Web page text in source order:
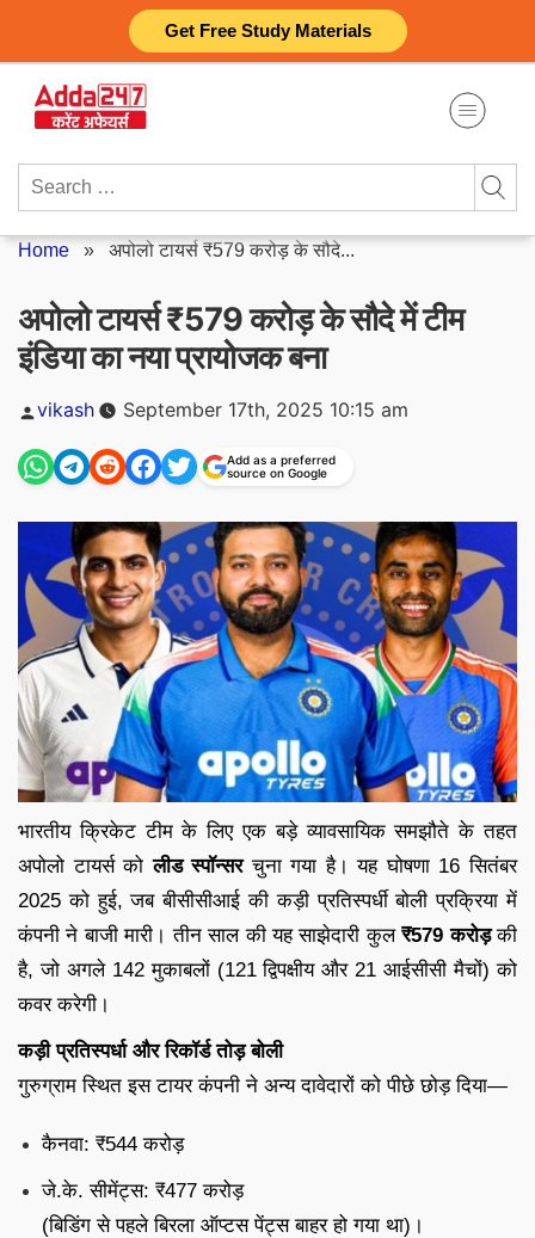
Get Free Study Materials
content
Search
Home » अपोलो टायर्स ₹579 करोड़ के सौदे...
अपोलो टायर्स ₹579 करोड़ के सौदे में टीम
इंडिया का नया प्रायोजक बना
Posted
vikash September 17th, 2025 10:15 am
Add as a preferred
source on Google
भारतीय क्रिकेट टीम के लिए एक बड़े व्यावसायिक समझौते के तहत
अपोलो टायर्स कोलीड स्पॉन्सरचुना गया है। यह घोषणा 16 सितंबर
2025 को हुई, जब बीसीसीआई की कड़ी प्रतिस्पर्धी बोली प्रक्रिया में
कंपनी ने बाजी मारी। तीन साल की यह साझेदारी कुल₹579 करोड़की
है, जो अगले 142 मुकाबलों (121 द्विपक्षीय और 21 आईसीसी मैचों) को
कवर करेगी।
कड़ी प्रतिस्पर्धा और रिकॉर्ड तोड़ बोली
गुरुग्राम स्थित इस टायर कंपनी ने अन्य दावेदारों को पीछे छोड़ दिया—
कैनवा: ₹544 करोड़
जे.के. सीमेंट्स: ₹477 करोड़
(बिडिंग से पहले बिरला ऑप्टस पेंट्स बाहर हो गया था)।